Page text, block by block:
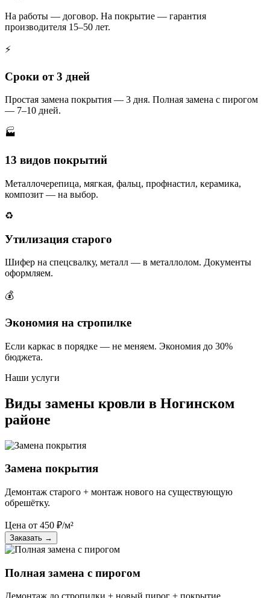
На работы — договор. На покрытие — гарантия
производителя 15–50 лет.
⚡
Сроки от 3 дней
Простая замена покрытия — 3 дня. Полная замена с пирогом
— 7–10 дней.
🏭
13 видов покрытий
Металлочерепица, мягкая, фальц, профнастил, керамика,
композит — на выбор.
♻️
Утилизация старого
Шифер на спецсвалку, металл — в металлолом. Документы
оформляем.
💰
Экономия на стропилке
Если каркас в порядке — не меняем. Экономия до 30%
бюджета.
Наши услуги
Виды замены кровли в Ногинском
районе
Замена покрытия
Демонтаж старого + монтаж нового на существующую
обрешётку.
Цена от 450 ₽/м²
Заказать →
Полная замена с пирогом